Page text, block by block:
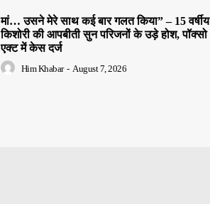
मां… उसने मेरे साथ कई बार गलत किया” – 15 वर्षीय
किशोरी की आपबीती सुन परिजनों के उड़े होश, पॉक्सो
एक्ट में केस दर्ज
Him Khabar - August 7, 2026